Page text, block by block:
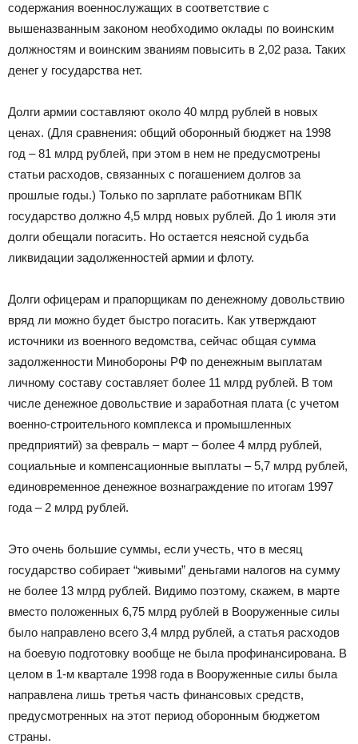
содержания военнослужащих в соответствие с
вышеназванным законом необходимо оклады по воинским
должностям и воинским званиям повысить в 2,02 раза. Таких
денег у государства нет.
Долги армии составляют около 40 млрд рублей в новых
ценах. (Для сравнения: общий оборонный бюджет на 1998
год – 81 млрд рублей, при этом в нем не предусмотрены
статьи расходов, связанных с погашением долгов за
прошлые годы.) Только по зарплате работникам ВПК
государство должно 4,5 млрд новых рублей. До 1 июля эти
долги обещали погасить. Но остается неясной судьба
ликвидации задолженностей армии и флоту.
Долги офицерам и прапорщикам по денежному довольствию
вряд ли можно будет быстро погасить. Как утверждают
источники из военного ведомства, сейчас общая сумма
задолженности Минобороны РФ по денежным выплатам
личному составу составляет более 11 млрд рублей. В том
числе денежное довольствие и заработная плата (с учетом
военно-строительного комплекса и промышленных
предприятий) за февраль – март – более 4 млрд рублей,
социальные и компенсационные выплаты – 5,7 млрд рублей,
единовременное денежное вознаграждение по итогам 1997
года – 2 млрд рублей.
Это очень большие суммы, если учесть, что в месяц
государство собирает “живыми” деньгами налогов на сумму
не более 13 млрд рублей. Видимо поэтому, скажем, в марте
вместо положенных 6,75 млрд рублей в Вооруженные силы
было направлено всего 3,4 млрд рублей, а статья расходов
на боевую подготовку вообще не была профинансирована. В
целом в 1-м квартале 1998 года в Вооруженные силы была
направлена лишь третья часть финансовых средств,
предусмотренных на этот период оборонным бюджетом
страны.